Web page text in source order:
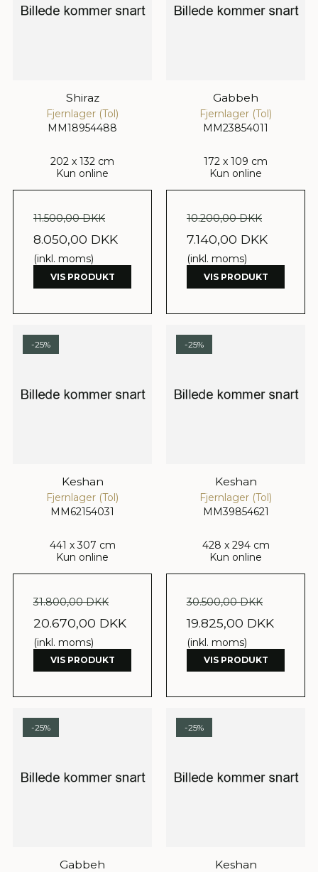
Shiraz
Fjernlager (Tol)
MM18954488
202 x 132 cm
Kun online
11.500,00 DKK
8.050,00 DKK
(inkl. moms)
VIS PRODUKT
Gabbeh
Fjernlager (Tol)
MM23854011
172 x 109 cm
Kun online
10.200,00 DKK
7.140,00 DKK
(inkl. moms)
VIS PRODUKT
-25%
Keshan
Fjernlager (Tol)
MM62154031
441 x 307 cm
Kun online
31.800,00 DKK
20.670,00 DKK
(inkl. moms)
VIS PRODUKT
-25%
Keshan
Fjernlager (Tol)
MM39854621
428 x 294 cm
Kun online
30.500,00 DKK
19.825,00 DKK
(inkl. moms)
VIS PRODUKT
-25%
Gabbeh
-25%
Keshan